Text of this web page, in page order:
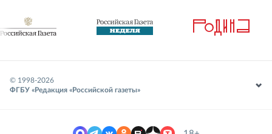
© 1998-2026
ФГБУ «Редакция «Российской газеты»